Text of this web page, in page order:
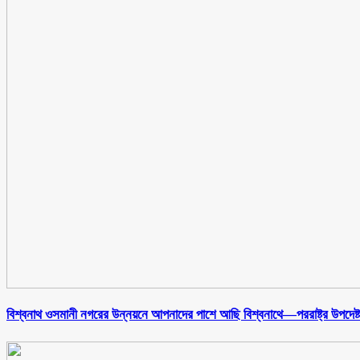
বিশ্বনাথ ওসমানী নগরের উন্নয়নে আপনাদের পাশে আছি বিশ্বনাথে—পররাষ্ট্র